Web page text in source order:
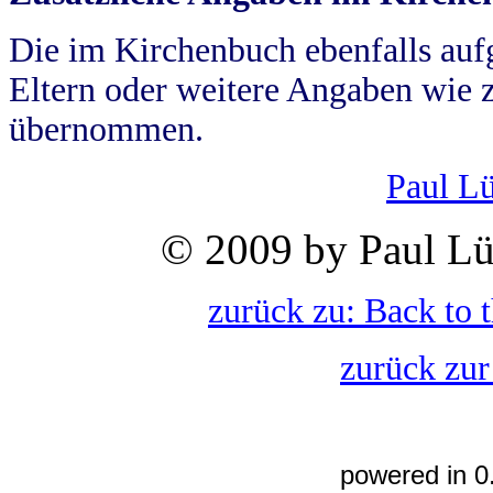
Die im Kirchenbuch ebenfalls
Eltern oder weitere Angaben wie
übernommen.
Paul
© 2009 by Paul
zurück zu: Back to
zurück
powered in